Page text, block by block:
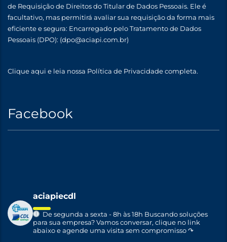
de Requisição de Direitos do Titular de Dados Pessoais. Ele é
facultativo, mas permitirá avaliar sua requisição da forma mais
eficiente e segura: Encarregado pelo Tratamento de Dados
Pessoais (DPO): (dpo@aciapi.com.br)
Clique aqui e leia nossa Política de Privacidade completa.
Facebook
aciapiecdl
De segunda a sexta - 8h às 18h Buscando soluções
para sua empresa?Vamos conversar, clique no link
abaixo e agende uma visita sem compromisso ↷